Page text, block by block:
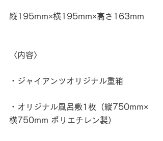
縦195mm×横195mm×高さ163mm
〈内容〉
・ジャイアンツオリジナル重箱
・オリジナル風呂敷1枚（縦750mm×
横750mm ポリエチレン製）